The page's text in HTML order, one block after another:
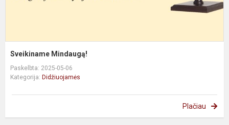
Sveikiname Mindaugą!
Paskelbta: 2025-05-06
Kategorija: Didžiuojamės
Plačiau